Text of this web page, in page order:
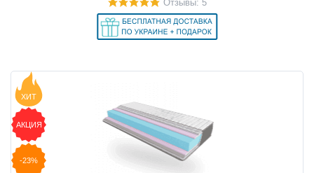
Отзывы: 5
ХИТ
АКЦИЯ
-23%